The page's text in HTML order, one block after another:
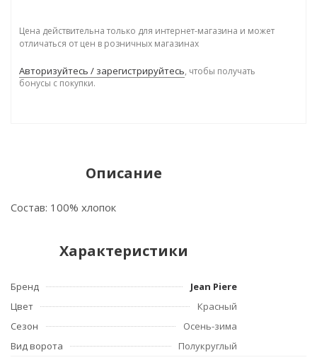
Цена действительна только для интернет-магазина и может
отличаться от цен в розничных магазинах
Авторизуйтесь / зарегистрируйтесь, чтобы получать
бонусы с покупки.
Описание
Состав: 100% хлопок
Характеристики
Бренд
Jean Piere
Цвет
Красный
Сезон
Осень-зима
Вид ворота
Полукруглый